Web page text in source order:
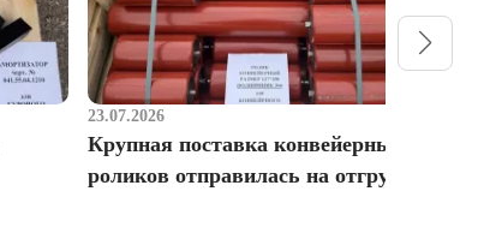
23.07.2026
Крупная поставка конвейерных
роликов отправилась на отгрузку